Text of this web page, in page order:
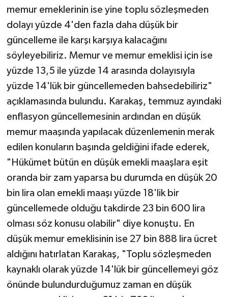
memur emeklerinin ise yine toplu sözleşmeden
dolayı yüzde 4'den fazla daha düşük bir
güncelleme ile karşı karşıya kalacağını
söyleyebiliriz. Memur ve memur emeklisi için ise
yüzde 13,5 ile yüzde 14 arasında dolayısıyla
yüzde 14'lük bir güncellemeden bahsedebiliriz"
açıklamasında bulundu. Karakaş, temmuz ayındaki
enflasyon güncellemesinin ardından en düşük
memur maaşında yapılacak düzenlemenin merak
edilen konuların başında geldiğini ifade ederek,
"Hükümet bütün en düşük emekli maaşlara eşit
oranda bir zam yaparsa bu durumda en düşük 20
bin lira olan emekli maaşı yüzde 18'lik bir
güncellemede olduğu takdirde 23 bin 600 lira
olması söz konusu olabilir" diye konuştu. En
düşük memur emeklisinin ise 27 bin 888 lira ücret
aldığını hatırlatan Karakaş, "Toplu sözleşmeden
kaynaklı olarak yüzde 14'lük bir güncellemeyi göz
önünde bulundurduğumuz zaman en düşük